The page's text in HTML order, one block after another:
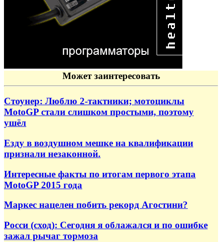
Может заинтересовать
Стоунер: Люблю 2-тактники; мотоциклы
MotoGP стали слишком простыми, поэтому
ушёл
Езду в воздушном мешке на квалификации
признали незаконной.
Интересные факты по итогам первого этапа
MotoGP 2015 года
Маркес нацелен побить рекорд Агостини?
Росси (сход): Сегодня я облажался и по ошибке
зажал рычаг тормоза